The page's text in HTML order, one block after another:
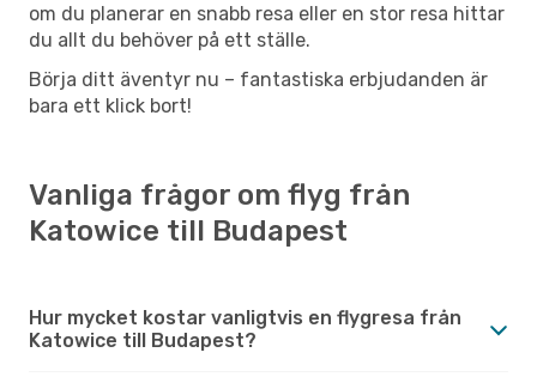
om du planerar en snabb resa eller en stor resa hittar
du allt du behöver på ett ställe.
Börja ditt äventyr nu – fantastiska erbjudanden är
bara ett klick bort!
Vanliga frågor om flyg från
Katowice till Budapest
Hur mycket kostar vanligtvis en flygresa från
Katowice till Budapest?